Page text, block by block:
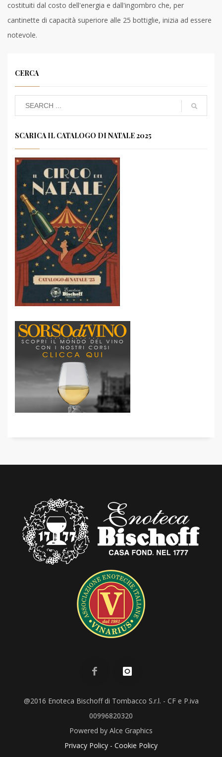
costituiti dal costo dell'energia e dall'ingombro che, per
cantinette di capacità superiore alle 25 bottiglie, inizia ad essere
notevole.
CERCA
SCARICA IL CATALOGO DI NATALE 2025
@2016 Enoteca Bischoff di Tombacco S.r.l. - CF e P.iva
00996820320
Powered by Alce Graphics
Privacy Policy - Cookie Policy